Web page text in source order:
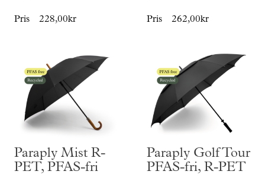
Pris 228,00kr Pris 262,00kr
Paraply Mist R-
PET, PFAS-fri
Paraply Golf Tour
PFAS-fri, R-PET